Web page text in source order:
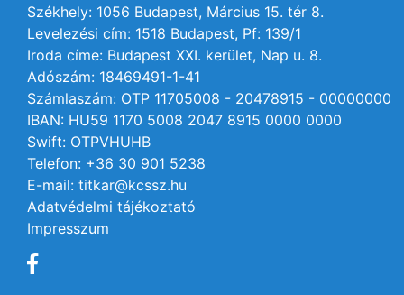
Székhely: 1056 Budapest, Március 15. tér 8.
Levelezési cím: 1518 Budapest, Pf: 139/1
Iroda címe: Budapest XXI. kerület, Nap u. 8.
Adószám: 18469491-1-41
Számlaszám: OTP 11705008 - 20478915 - 00000000
IBAN: HU59 1170 5008 2047 8915 0000 0000
Swift: OTPVHUHB
Telefon: +36 30 901 5238
E-mail: titkar@kcssz.hu
Adatvédelmi tájékoztató
Impresszum